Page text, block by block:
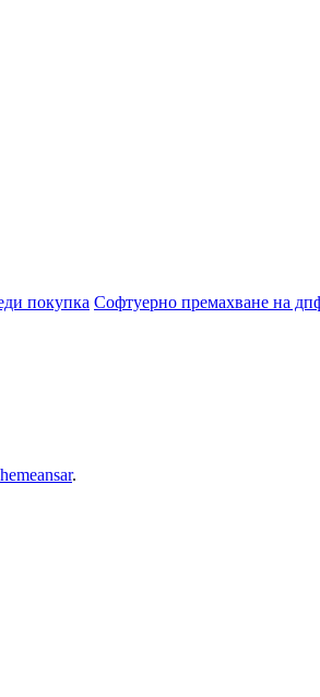
покупка Софтуерно премахване на
.